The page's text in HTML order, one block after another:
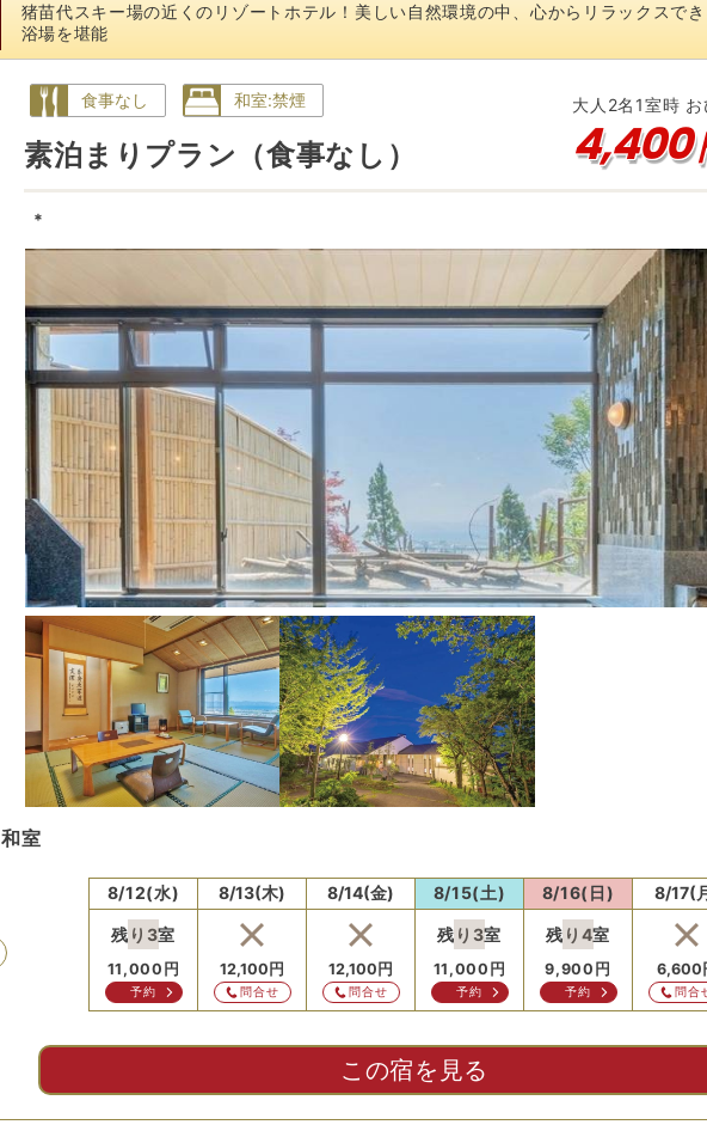
猪苗代スキー場の近くのリゾートホテル！美しい自然環境の中、心からリラックスで
浴場を堪能
食事なし 和室:禁煙
素泊まりプラン（食事なし）
大人 2名 1室時 お
4,400
*
和室
Previous
12,100
8/12(水)
残り 3室
11,000 円
予約
8/13(木)
12,100 円
問合せ
8/14(金)
12,100 円
問合せ
8/15(土)
残り 3室
11,000 円
予約
8/16(日)
残り 4室
9,900 円
予約
8/17(
6,600
問合
この宿を見る